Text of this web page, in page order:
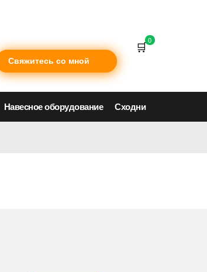
Свяжитесь со мной
0
Навесное оборудование Сходни